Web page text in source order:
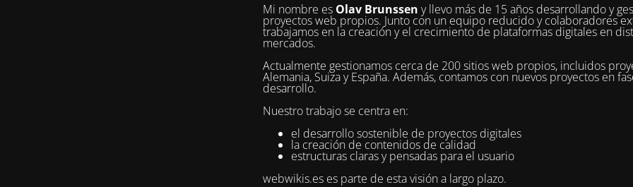
Mi nombre es Olav Brunssen y llevo más de 15 años desarrollando y
proyectos web propios. Junto con un equipo reducido y colaboradores
trabajamos en la creación y el crecimiento de plataformas digitales en
mercados.
Actualmente gestionamos cerca de 200 sitios web propios, incluidos
Alemania, Suiza y España. Además, contamos con nuevos proyectos en
desarrollo.
Nuestro trabajo se centra en:
el desarrollo sostenible de proyectos digitales
la creación de contenidos de calidad
estructuras claras y pensadas para el usuario
webwikis.es es parte de esta visión a largo plazo.